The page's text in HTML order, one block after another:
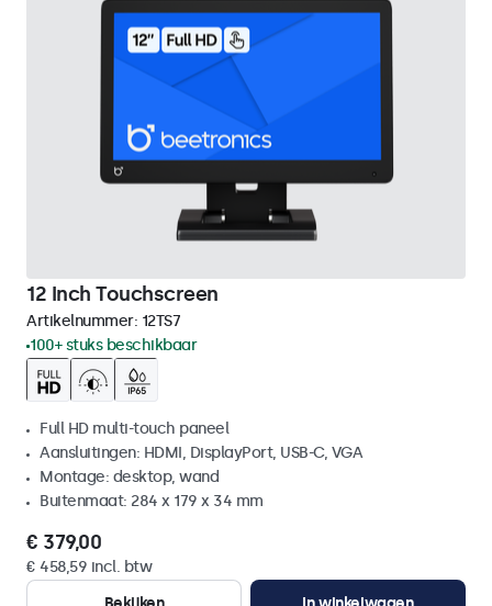
12 Inch Touchscreen
Artikelnummer: 12TS7
100+ stuks beschikbaar
Full HD multi-touch paneel
Aansluitingen: HDMI, DisplayPort, USB-C, VGA
Montage: desktop, wand
Buitenmaat: 284 x 179 x 34 mm
€ 379,00
€ 458,59 incl. btw